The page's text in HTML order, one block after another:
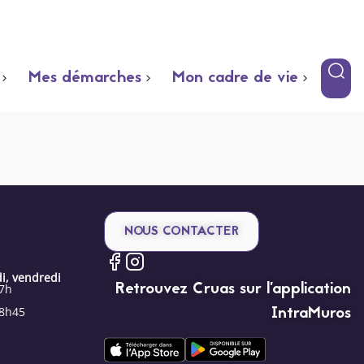
Mes démarches Mon cadre de vie
vendredi
NOUS CONTACTER
Retrouvez Cruas sur l’application
IntraMuros